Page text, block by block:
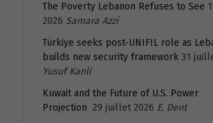
The Poverty Lebanon Refuses to See
2026 Samara Azzi
Türkiye seeks post-UNIFIL role as
builds new security framework 31
Yusuf Kanli
Kuwait and the Future of U.S. Power
Projection 29 juillet 2026 E. Dent